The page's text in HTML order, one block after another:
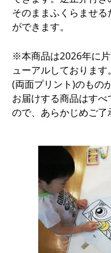
そのままふくらませ
ができます。
※本商品は2026年に
ューアルしておりま
(両面プリント)のもの
お届けする商品はす
ので、あらかじめご了